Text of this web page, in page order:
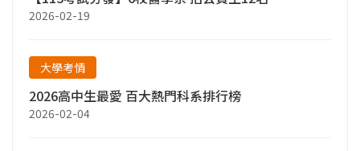
2026-02-19
大學考情
2026高中生最愛 百大熱門科系排行榜
2026-02-04